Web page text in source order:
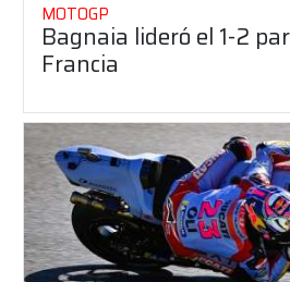
MOTOGP
Bagnaia lideró el 1-2
Francia